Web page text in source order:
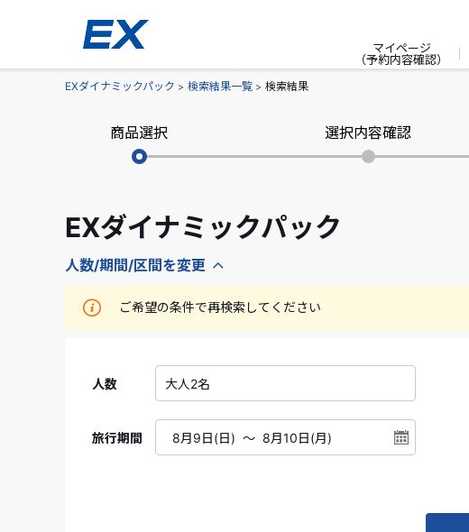
マイページ
（予約内容確認）
EXダイナミックパック 検索結果一覧 検索結果
商品選択 選択内容確認
EXダイナミックパック
人数/期間/区間を変更
ご希望の条件で再検索してください
人数
旅行期間